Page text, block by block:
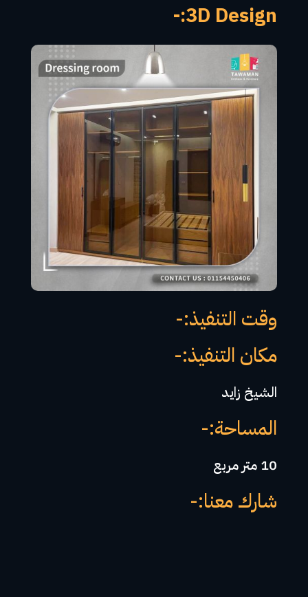
3D Design:-
وقت التنفيذ:-
مكان التنفيذ:-
الشيخ زايد
المساحة:-
10 متر مربع
شارك معنا:-